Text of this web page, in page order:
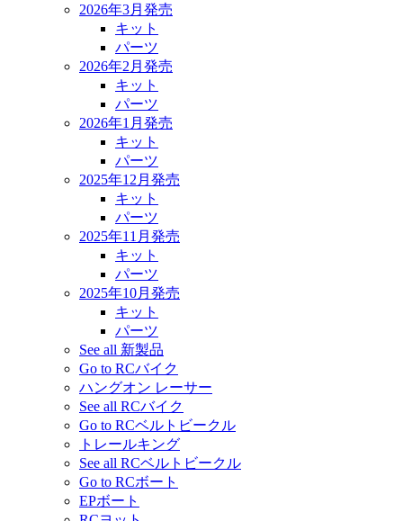
2026年3月発売
キット
パーツ
2026年2月発売
キット
パーツ
2026年1月発売
キット
パーツ
2025年12月発売
キット
パーツ
2025年11月発売
キット
パーツ
2025年10月発売
キット
パーツ
See all 新製品
Go to RCバイク
ハングオン レーサー
See all RCバイク
Go to RCベルトビークル
トレールキング
See all RCベルトビークル
Go to RCボート
EPボート